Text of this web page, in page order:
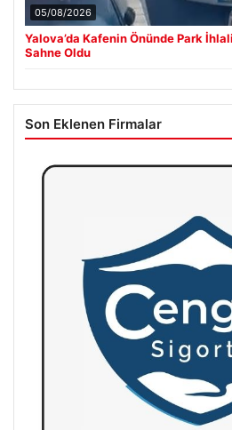
05/08/2026
Yalova’da Kafenin Önünde Park
Sahne Oldu
Son Eklenen Firmalar